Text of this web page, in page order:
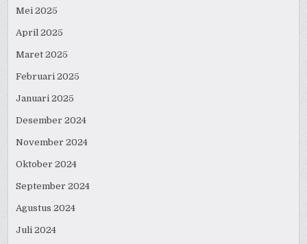
Mei 2025
April 2025
Maret 2025
Februari 2025
Januari 2025
Desember 2024
November 2024
Oktober 2024
September 2024
Agustus 2024
Juli 2024